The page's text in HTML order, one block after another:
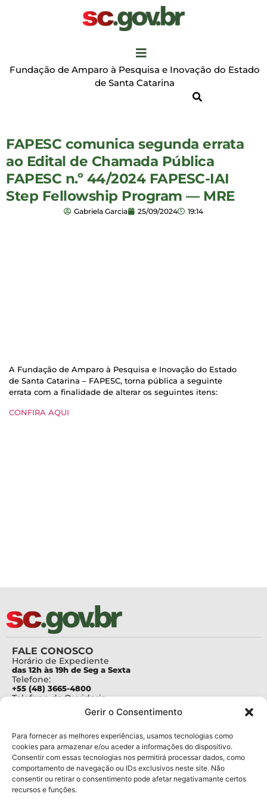
Gerir o Consentimento
Para fornecer as melhores experiências, usamos tecnologias como
cookies para armazenar e/ou aceder a informações do dispositivo.
Consentir com essas tecnologias nos permitirá processar dados, como
comportamento de navegação ou IDs exclusivos neste site. Não
consentir ou retirar o consentimento pode afetar negativamante certos
recursos e funções.
Fundação de Amparo à Pesquisa e Inovação do Estado
de Santa Catarina
FAPESC comunica segunda errata
ao Edital de Chamada Pública
FAPESC n.º 44/2024 FAPESC-IAI
Step Fellowship Program — MRE
Gabriela Garcia 25/09/2024 19:14
A Fundação de Amparo à Pesquisa e Inovação do Estado
de Santa Catarina – FAPESC, torna pública a seguinte
errata com a finalidade de alterar os seguintes itens:
CONFIRA AQUI
FALE CONOSCO
Horário de Expediente
das 12h às 19h de Seg a Sexta
Telefone:
+55 (48) 3665-4800
Telefone da Ouvidoria
Para assuntos relacionados à Pesquisa
pesquisa@fapesc.sc.gov.br
Para assuntos relacionados à Inovação
inovacao@fapesc.sc.gov.br
Para assuntos relacionados à Bolsas
bolsas@fapesc.sc.gov.br
Para assuntos relacionados à Prestação de Contas